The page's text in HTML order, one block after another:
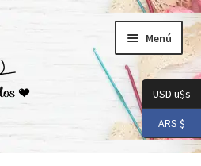
Menú
USD u$s
ARS $